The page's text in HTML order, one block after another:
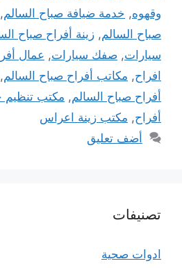
وقهوه, خدمة ضيافة صباح السالم,
صباح السالم, زينة أفراح صباح
سيارات, صفك سيارات, عمال
افراح, مكاتب أفراح صباح السالم,
أفراح صباح السالم, مكتب تنظيم
أفراح, مكتب زينة اعراس
أضف تعليق
تصنيفات
ادوات صحية